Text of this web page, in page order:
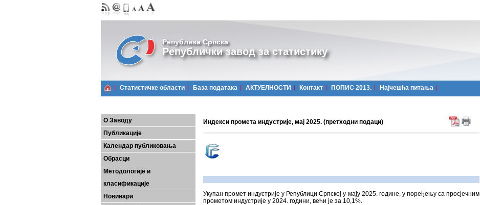
Република Српска
Републички завод за статистику
Статистичке области Базa података АКТУЕЛНОСТИ Контакт ПОПИС 2013. Најчешћa питања
О Заводу
Публикације
Календар публиковања
Обрасци
Методологије и
класификације
Новинари
Индекси промета индустријe, мај 2025. (претходни подаци)
Укупан промет индустрије у Републици Српској у мају 2025. године, у поређењу са просјечним
прометом индустрије у 2024. години, већи је за 10,1%.